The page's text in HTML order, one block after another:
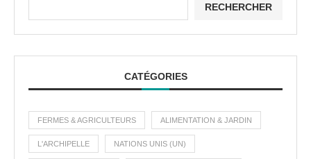
RECHERCHER
CATÉGORIES
FERMES & AGRICULTEURS ALIMENTATION & JARDIN
L'ARCHIPELLE NATIONS UNIS (UN)